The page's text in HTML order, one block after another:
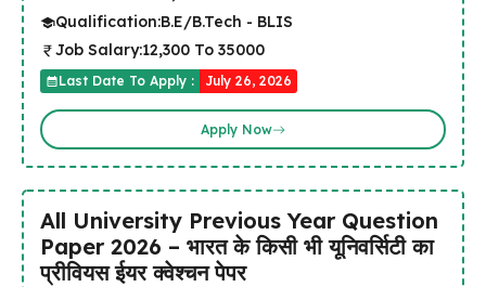
Qualification:B.E/B.Tech - BLIS
Job Salary:₹12,300 To 35000
Last Date To Apply : July 26, 2026
Apply Now
All University Previous Year Question
Paper 2026 – भारत के किसी भी यूनिवर्सिटी का
प्रीवियस ईयर क्वेश्चन पेपर